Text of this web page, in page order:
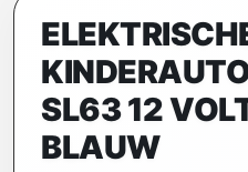
SL63 12
BLAUW